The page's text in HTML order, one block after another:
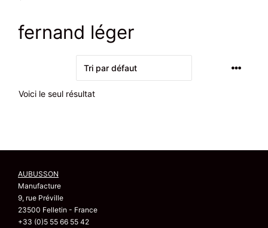
fernand léger
Voici le seul résultat
AUBUSSON
Manufacture
9, rue Préville
23500 Felletin - France
+33 (0)5 55 66 55 42